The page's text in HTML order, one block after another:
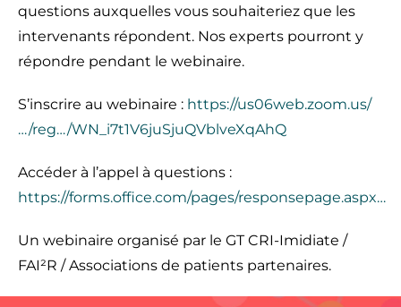
questions auxquelles vous souhaiteriez que les
intervenants répondent. Nos experts pourront y
répondre pendant le webinaire.
S’inscrire au webinaire : https://us06web.zoom.us/
…/reg…/WN_i7t1V6juSjuQVblveXqAhQ
Accéder à l’appel à questions :
https://forms.office.com/pages/responsepage.aspx…
Un webinaire organisé par le GT CRI-Imidiate /
FAI²R / Associations de patients partenaires.